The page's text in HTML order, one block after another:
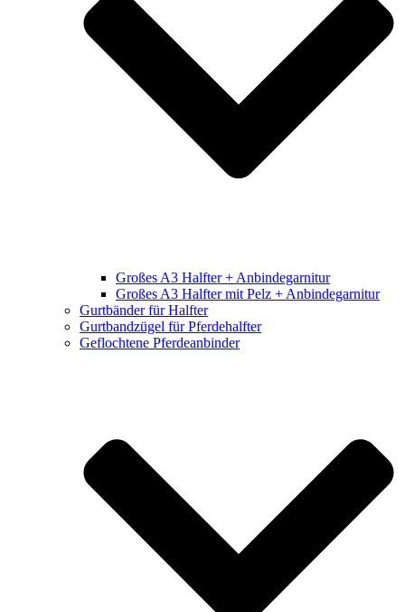
Großes A3 Halfter + Anbindegarnitur
Großes A3 Halfter mit Pelz + Anbindegarnitur
Gurtbänder für Halfter
Gurtbandzügel für Pferdehalfter
Geflochtene Pferdeanbinder